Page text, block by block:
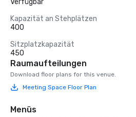
Verfügbar
Kapazität an Stehplätzen
400
Sitzplatzkapazität
450
Raumaufteilungen
Download floor plans for this venue.
Meeting Space Floor Plan
Menüs